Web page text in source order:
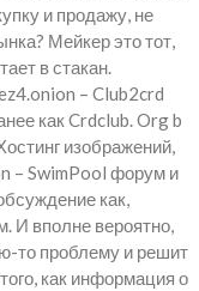
и продажу, не
Мейкер это тот,
в стакан.
– Club2crd
как Crdclub. Org b
изображений,
– SwimPool форум и
как,
И вполне вероятно,
то проблему и решит
как информация о